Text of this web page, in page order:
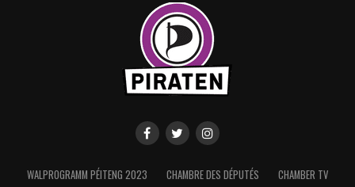
WALPROGRAMM PÉITENG 2023 CHAMBRE DES DÉPUTÉS
CHAMBER TV